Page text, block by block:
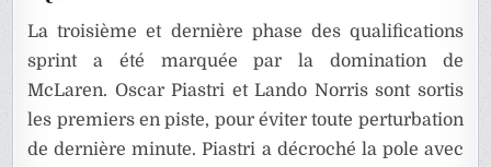
La troisième et dernière phase des qualifications
sprint a été marquée par la domination de
McLaren. Oscar Piastri et Lando Norris sont sortis
les premiers en piste, pour éviter toute perturbation
de dernière minute. Piastri a décroché la pole avec